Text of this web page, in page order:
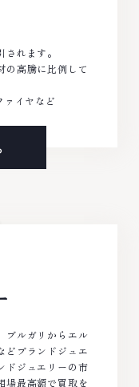
れます。
の高騰に比例して
イヤなど
ブルガリからエル
どブランドジュエ
ドジュエリーの市
場最高額で買取を